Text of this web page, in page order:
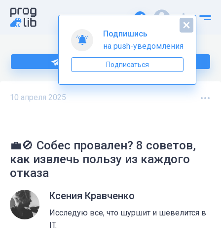
Подпишитесь на нас в Telegram
10 апреля 2025
💼🚫 Собес провален? 8 советов,
как извлечь пользу из каждого
отказа
Ксения Кравченко
Исследую все, что шуршит и шевелится в
IT.
Подпишись
на push-уведомления
Подписаться